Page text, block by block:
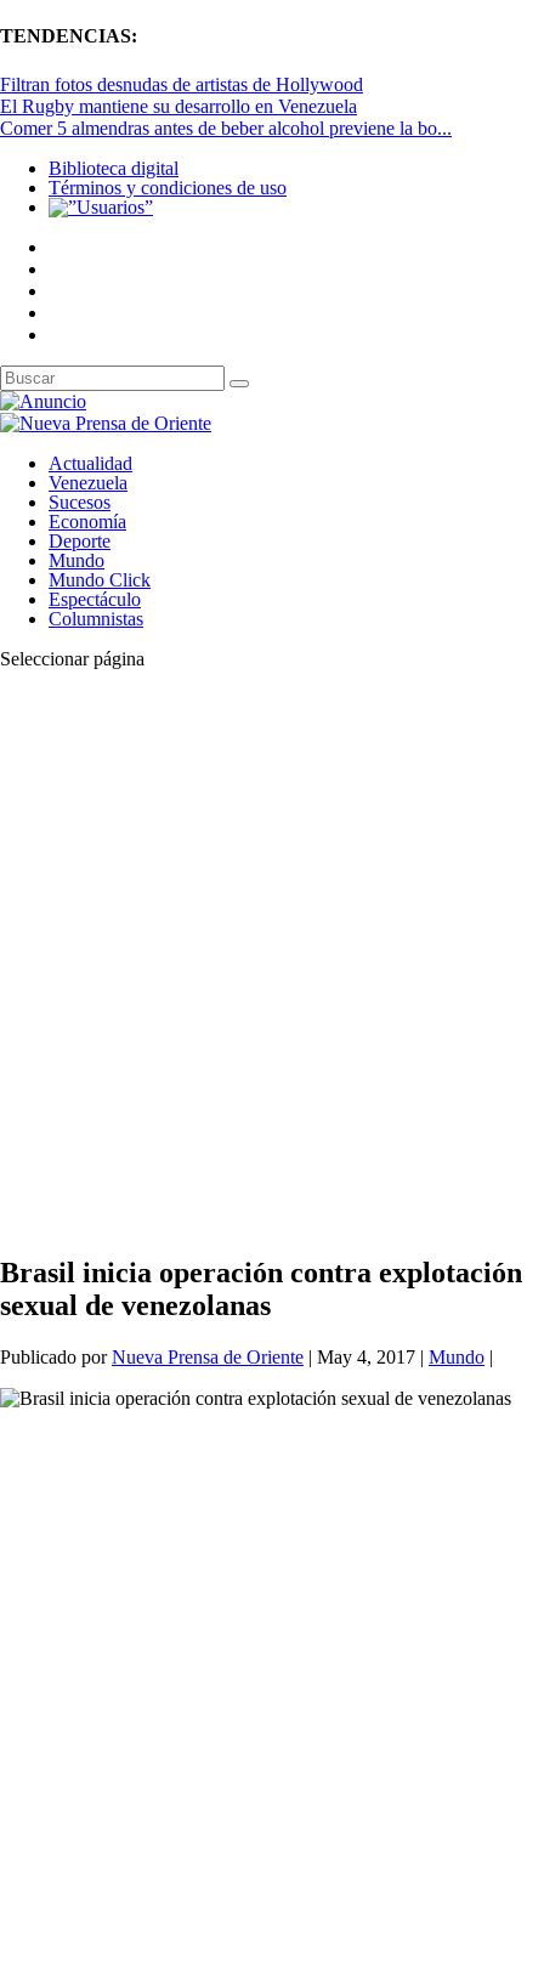
TENDENCIAS:
Filtran fotos desnudas de artistas de Hollywood
El Rugby mantiene su desarrollo en Venezuela
Comer 5 almendras antes de beber alcohol previene la bo...
Biblioteca digital
Términos y condiciones de uso
Actualidad
Venezuela
Sucesos
Economía
Deporte
Mundo
Mundo Click
Espectáculo
Columnistas
Seleccionar página
Brasil inicia operación contra explotación
sexual de venezolanas
Publicado porNueva Prensa de Oriente | May 4, 2017 | Mundo |